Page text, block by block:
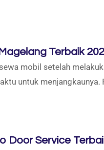
Terbaik
mobil setelah
untuk menjangkaunya.
Door Service